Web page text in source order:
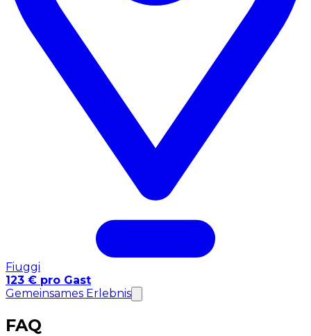
Fiuggi
123 € pro Gast
Gemeinsames Erlebnis
FAQ